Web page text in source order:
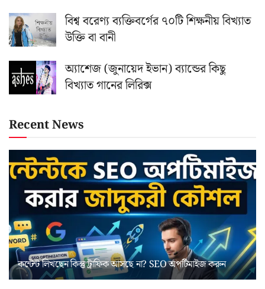
বিশ্ব বরেণ্য ব্যক্তিবর্গের ৭০টি শিক্ষনীয় বিখ্যাত
উক্তি বা বানী
অ্যাশেজ (জুনায়েদ ইভান) ব্যান্ডের কিছু
বিখ্যাত গানের লিরিক্স
Recent News
কন্টেন্ট লিখছেন কিন্তু ট্রাফিক আসছে না? ‍SEO অপটিমাইজ করুন